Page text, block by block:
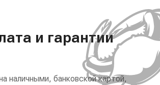
и гарантии
наличными, банковской картой,